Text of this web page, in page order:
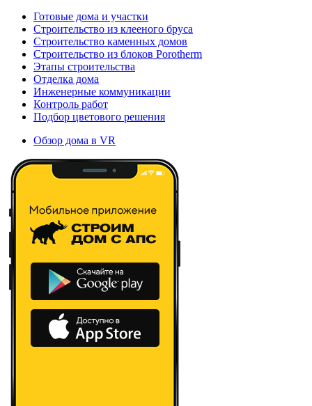
Готовые дома и участки
Строительство из клееного бруса
Строительство каменных домов
Строительство из блоков Porotherm
Этапы строительства
Отделка дома
Инженерные коммуникации
Контроль работ
Подбор цветового решения
Обзор дома в VR